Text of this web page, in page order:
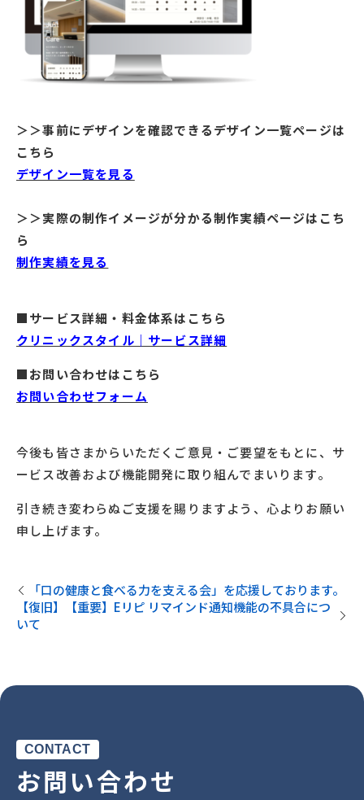
＞＞事前にデザインを確認できるデザイン一覧ページは
こちら
デザイン一覧を見る
＞＞実際の制作イメージが分かる制作実績ページはこち
ら
制作実績を見る
■サービス詳細・料金体系はこちら
クリニックスタイル｜サービス詳細
■お問い合わせはこちら
お問い合わせフォーム
今後も皆さまからいただくご意見・ご要望をもとに、サ
ービス改善および機能開発に取り組んでまいります。
引き続き変わらぬご支援を賜りますよう、心よりお願い
申し上げます。
「口の健康と食べる力を支える会」を応援しております。
【復旧】【重要】Eリピ リマインド通知機能の不具合につ
いて
CONTACT
お問い合わせ